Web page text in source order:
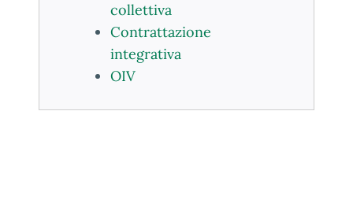
collettiva
Contrattazione
integrativa
OIV